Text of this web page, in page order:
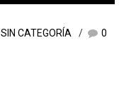
SIN CATEGORÍA 0